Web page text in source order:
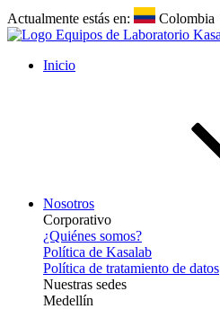
Actualmente estás en: Colombia
Inicio
Nosotros
Corporativo
¿Quiénes somos?
Política de Kasalab
Política de tratamiento de datos
Nuestras sedes
Medellín